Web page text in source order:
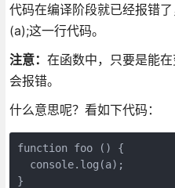
代码在编译阶段就已经报错
(a);这一行代码。
注意： 在函数中，只要是能
会报错。
什么意思呢？看如下代码：
function foo () {
  console.log(a);
}